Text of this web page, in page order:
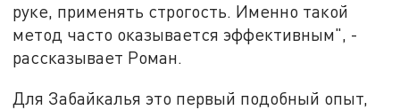
руке, применять строгость. Именно такой
метод часто оказывается эффективным", -
рассказывает Роман.
Для Забайкалья это первый подобный опыт,